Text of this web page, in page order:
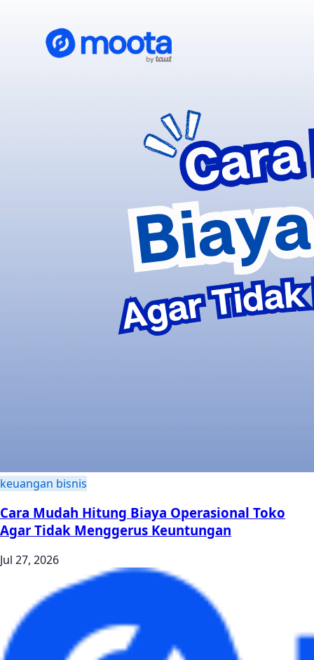
keuangan bisnis
Cara Mudah Hitung Biaya Operasional Toko
Agar Tidak Menggerus Keuntungan
Jul 27, 2026